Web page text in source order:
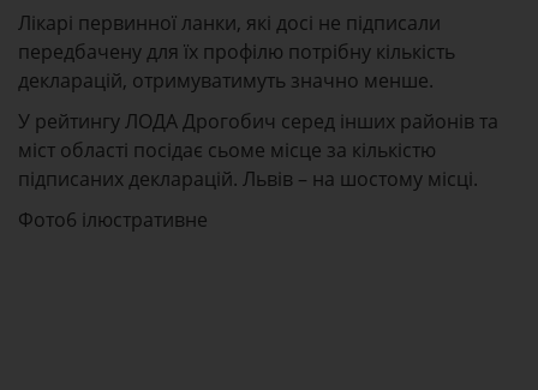
Лікарі первинної ланки, які досі не підписали
передбачену для їх профілю потрібну кількість
декларацій, отримуватимуть значно менше.
У рейтингу ЛОДА Дрогобич серед інших районів та
міст області посідає сьоме місце за кількістю
підписаних декларацій. Львів – на шостому місці.
Фото6 ілюстративне